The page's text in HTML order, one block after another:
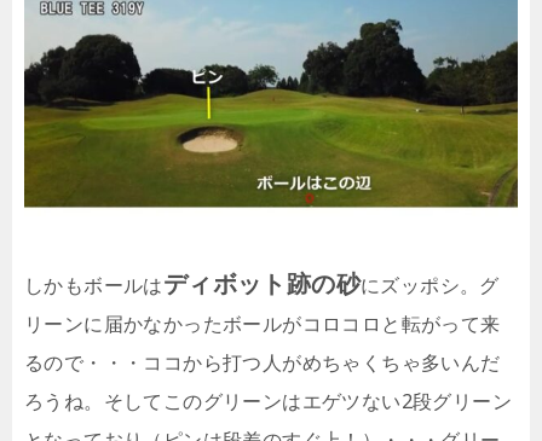
しかもボールはディボット跡の砂にズッポシ。グ
リーンに届かなかったボールがコロコロと転がって来
るので・・・ココから打つ人がめちゃくちゃ多いんだ
ろうね。そしてこのグリーンはエゲツない2段グリーン